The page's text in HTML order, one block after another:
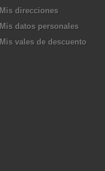
Mis direcciones
Mis datos personales
Mis vales de descuento